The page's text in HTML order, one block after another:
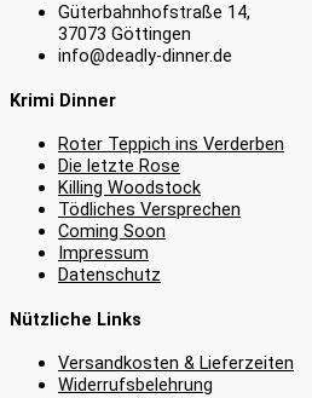
Güterbahnhofstraße 14,
37073 Göttingen
info@deadly-dinner.de
Krimi Dinner
Roter Teppich ins Verderben
Die letzte Rose
Killing Woodstock
Tödliches Versprechen
Coming Soon
Impressum
Datenschutz
Nützliche Links
Versandkosten & Lieferzeiten
Widerrufsbelehrung